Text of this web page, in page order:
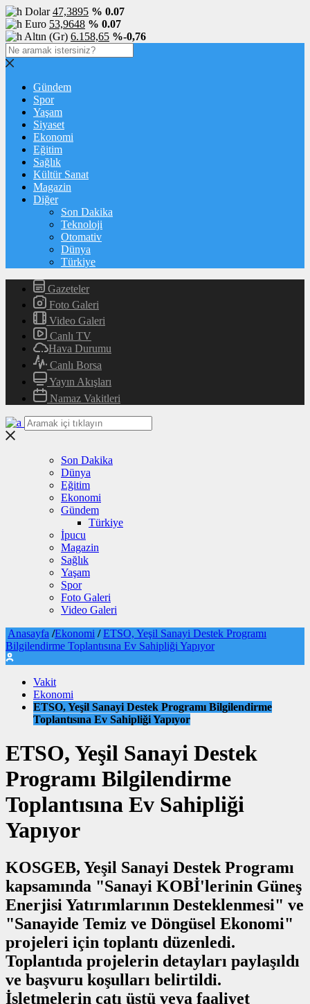
Dolar47,3895 % 0.07
Euro 53,9648 % 0.07
Altın (Gr) 6.158,65 %-0,76
Gündem
Spor
Yaşam
Siyaset
Ekonomi
Eğitim
Sağlık
Kültür Sanat
Magazin
Diğer
Son Dakika
Teknoloji
Otomativ
Dünya
Türkiye
Gazeteler
Foto Galeri
Video Galeri
Canlı TV
Hava Durumu
Canlı Borsa
Yayın Akışları
Namaz Vakitleri
Son Dakika
Dünya
Eğitim
Ekonomi
Gündem
Türkiye
İpucu
Magazin
Sağlık
Yaşam
Spor
Foto Galeri
Video Galeri
Anasayfa /Ekonomi / ETSO, Yeşil Sanayi Destek Programı
Bilgilendirme Toplantısına Ev Sahipliği Yapıyor
Vakit
Ekonomi
ETSO, Yeşil Sanayi Destek Programı Bilgilendirme
Toplantısına Ev Sahipliği Yapıyor
ETSO, Yeşil Sanayi Destek
Programı Bilgilendirme
Toplantısına Ev Sahipliği
Yapıyor
KOSGEB, Yeşil Sanayi Destek Programı
kapsamında "Sanayi KOBİ'lerinin Güneş
Enerjisi Yatırımlarının Desteklenmesi" ve
"Sanayide Temiz ve Döngüsel Ekonomi"
projeleri için toplantı düzenledi.
Toplantıda projelerin detayları paylaşıldı
ve başvuru koşulları belirtildi.
İşletmelerin çatı üstü veya faaliyet